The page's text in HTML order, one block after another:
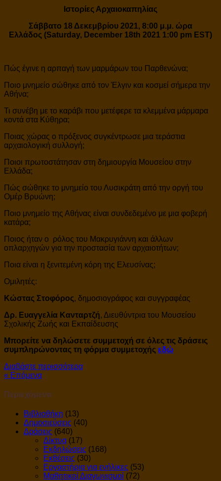
Ιστορίες Αρχαιοκαπηλίας
Σάββατο 18 Δεκεμβρίου 2021, 8:00 μ.μ. ώρα
Ελλάδος (Saturday, December 18th 2021 1:00 pm EST)
Πώς έγινε η αρπαγή των μαρμάρων του Παρθενώνα;
Ποιο μνημείο σώθηκε από τον Έλγιν και κοσμεί σήμερα την
Αθήνα;
Τι συνέβη με το καράβι που μετέφερε τα κλεμμένα μάρμαρα
κοντά στα Κύθηρα;
Ποιας χώρας ο πρόξενος συγκέντρωσε μια τεράστια
αρχαιολογική συλλογή;
Ποιοι πρωτοστάτησαν στη δημιουργία Μουσείου στην
Ελλάδα;
Πώς σώθηκε το μνημείο του Λυσικράτη από την οργή του
Ομέρ Βρυώνη;
Ποιο μνημείο της Αθήνας είναι συνδεδεμένο με μια φοβερή
κατάρα;
Ποιος ήταν ο ρόλος του Μακρυγιάννη και άλλων
οπλαρχηγών για την προστασία των αρχαιοτήτων;
Ποια είναι η ξενιτεμένη κόρη της Ελευσίνας;
Ομιλητές:
Κώστας Στοφόρος, δημοσιογράφος και συγγραφέας
Δρ. Ευαγγελία Κανταρτζή, Διευθύντρια του Μουσείου
Σχολικής Ζωής και Εκπαίδευσης
Μπορείτε να δηλώσετε συμμετοχή σε όλες τις δράσεις
συμπληρώνοντας τη φόρμα συμμετοχής εδώ
Διαβάστε περισσότερα
« Επόμενα
Περιεχόμενα
Βιβλιοθήκη (13)
Δημοσιεύσεις (40)
Δράσεις (640)
Δίκτυα (17)
Εκδηλώσεις (168)
Εκθέσεις (30)
Εργαστήρια για ενήλικες (53)
Μαθητικοί Διαγωνισμοί (72)